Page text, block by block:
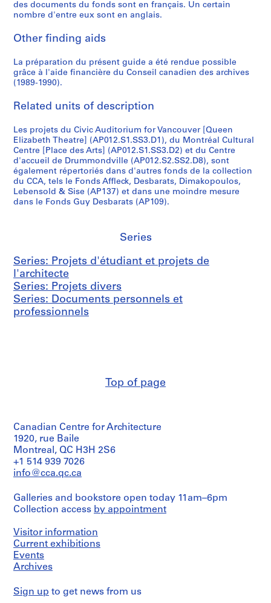
des documents du fonds sont en français. Un certain
nombre d'entre eux sont en anglais.
Other finding aids
La préparation du présent guide a été rendue possible
grâce à l'aide financière du Conseil canadien des archives
(1989-1990).
Related units of description
Les projets du Civic Auditorium for Vancouver [Queen
Elizabeth Theatre] (AP012.S1.SS3.D1), du Montréal Cultural
Centre [Place des Arts] (AP012.S1.SS3.D2) et du Centre
d'accueil de Drummondville (AP012.S2.SS2.D8), sont
également répertoriés dans d'autres fonds de la collection
du CCA, tels le Fonds Affleck, Desbarats, Dimakopoulos,
Lebensold & Sise (AP137) et dans une moindre mesure
dans le Fonds Guy Desbarats (AP109).
Series
Series: Projets d'étudiant et projets de
l'architecte
Series: Projets divers
Series: Documents personnels et
professionnels
Top of page
Canadian Centre for Architecture
1920, rue Baile
Montreal, QC H3H 2S6
+1 514 939 7026
info@cca.qc.ca
Galleries and bookstore open today 11am–6pm
Collection access by appointment
Visitor information
Current exhibitions
Events
Archives
Sign up to get news from us